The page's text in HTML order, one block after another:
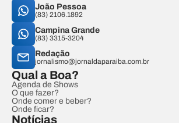
João Pessoa
(83) 2106.1892
Campina Grande
(83) 3315-3204
Redação
jornalismo@jornaldaparaiba.com.br
Qual a Boa?
Agenda de Shows
O que fazer?
Onde comer e beber?
Onde ficar?
Notícias